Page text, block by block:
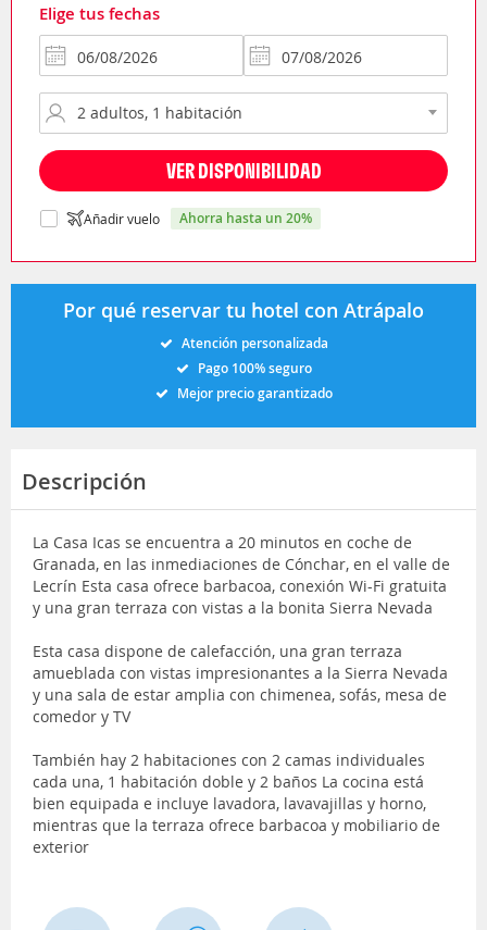
Elige tus fechas
VER DISPONIBILIDAD
Añadir vuelo ahorra hasta un 20%
Por qué reservar tu hotel con Atrápalo
Atención personalizada
Pago 100% seguro
Mejor precio garantizado
Descripción
La Casa Icas se encuentra a 20 minutos en coche de
Granada, en las inmediaciones de Cónchar, en el valle de
Lecrín Esta casa ofrece barbacoa, conexión Wi-Fi gratuita
y una gran terraza con vistas a la bonita Sierra Nevada
Esta casa dispone de calefacción, una gran terraza
amueblada con vistas impresionantes a la Sierra Nevada
y una sala de estar amplia con chimenea, sofás, mesa de
comedor y TV
También hay 2 habitaciones con 2 camas individuales
cada una, 1 habitación doble y 2 baños La cocina está
bien equipada e incluye lavadora, lavavajillas y horno,
mientras que la terraza ofrece barbacoa y mobiliario de
exterior